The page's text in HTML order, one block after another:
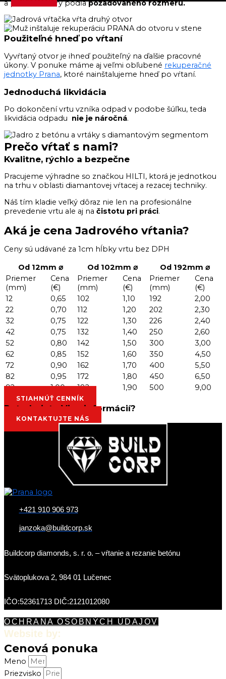
a presné otvory podľapožadovaného rozmeru.
Použiteľné hneď po vŕtaní
Vyvŕtaný otvor je ihneď použiteľný na ďalšie pracovné
úkony. V ponuke máme aj veľmi obľubené rekuperačné
jednotky Prana, ktoré nainštalujeme hneď po vŕtaní.
Jednoduchá likvidácia
Po dokončení vrtu vzníka odpad v podobe šúľku, teda
likvidácia odpadu nie je náročná.
Prečo vŕtať s nami?
Kvalitne, rýchlo a bezpečne
Pracujeme výhradne so značkou HILTI, ktorá je jednotkou
na trhu v oblasti diamantovej vŕtacej a rezacej techniky.
Náš tím kladie veľký dôraz nie len na profesionálne
prevedenie vrtu ale aj na čistotu pri práci.
Aká je cena Jadrového vŕtania?
Ceny sú udávané za 1cm hĺbky vrtu bez DPH
Od 12mm ⌀
Od 102mm ⌀
Od 192mm ⌀
Priemer
(mm)
Cena
(€)
Priemer
(mm)
Cena
(€)
Priemer
(mm)
Cena
(€)
12
0,65 102 1,10 192
2,00
22
0,70 112 1,20 202
2,30
32
0,75 122 1,30 226
2,40
42
0,75 132 1,40 250
2,60
52
0,80 142 1,50 300
3,00
62
0,85 152 1,60 350
4,50
72
0,90 162 1,70 400
5,50
82
0,95 172 1,80 450
6,50
92
1,00 182 1,90 500 9,00
STIAHNÚŤ CENNÍK
Potrebujete Viac informácií?
KONTAKTUJTE NÁS
+421 910 906 973
janzoka@buildcorp.sk
Buildcorp diamonds, s. r. o. – vŕtanie a rezanie betónu
Svätoplukova 2, 984 01 Lučenec
IČO:52361713 DIČ:2121012080
OCHRANA OSOBNÝCH ÚDAJOV
Website by:
Cenová ponuka
Meno
Priezvisko